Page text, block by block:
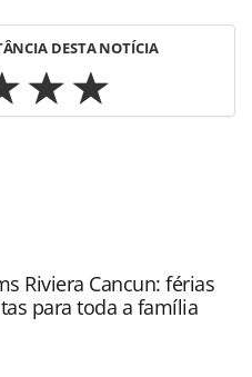
DESTA NOTÍCIA
aviacao/empresas/2020/09/
de-
oferecidas na
pela PANROTAS
brasileira sobre direito
sem autorização da
Riviera Cancun: férias
para toda a família